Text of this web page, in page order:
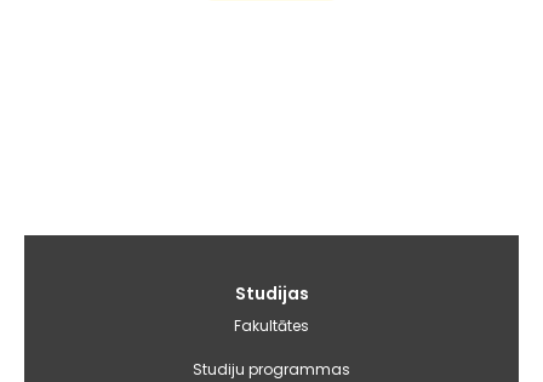
Studijas
Fakultātes
Studiju programmas